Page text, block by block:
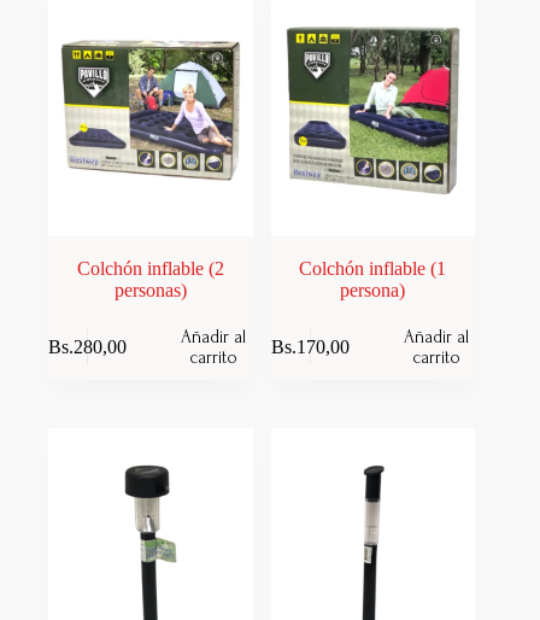
Colchón inflable (2
personas)
Bs.280,00
Añadir al
carrito
Colchón inflable (1
persona)
Bs.170,00
Añadir al
carrito